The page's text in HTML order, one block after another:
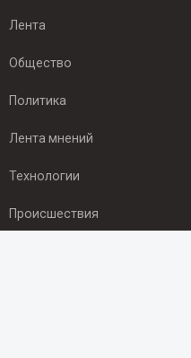
Лента
Общество
Политика
Лента мнений
Технологии
Происшествия